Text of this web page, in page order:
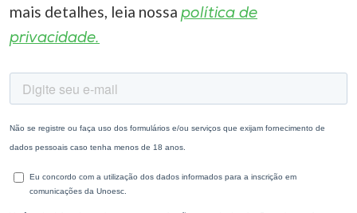
mais detalhes, leia nossa política de
privacidade.